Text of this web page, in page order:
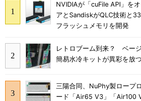
NVIDIAが「cuFile API」を
アとSandiskがQLC技術と
フラッシュメモリを開発
レトロブーム到来？ ベー
簡易水冷キットが異彩を放つ
三陽合同、NuPhy製ロープ
ード「Air65 V3」「Air100